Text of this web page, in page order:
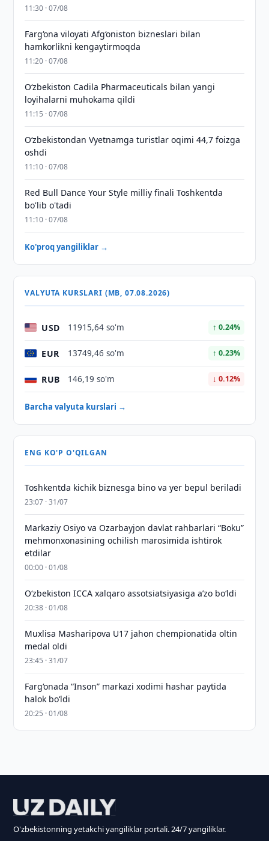
11:30 · 07/08
Farg‘ona viloyati Afg‘oniston bizneslari bilan
hamkorlikni kengaytirmoqda
11:20 · 07/08
Oʻzbekiston Cadila Pharmaceuticals bilan yangi
loyihalarni muhokama qildi
11:15 · 07/08
O‘zbekistondan Vyetnamga turistlar oqimi 44,7 foizga
oshdi
11:10 · 07/08
Red Bull Dance Your Style milliy finali Toshkentda
bo'lib o'tadi
11:10 · 07/08
Ko'proq yangiliklar →
VALYUTA KURSLARI (MB, 07.08.2026)
USD 11915,64 so'm ↑ 0.24%
EUR 13749,46 so'm ↑ 0.23%
RUB 146,19 so'm ↓ 0.12%
Barcha valyuta kurslari →
ENG KO'P O'QILGAN
Toshkentda kichik biznesga bino va yer bepul beriladi
23:07 · 31/07
Markaziy Osiyo va Ozarbayjon davlat rahbarlari “Boku”
mehmonxonasining ochilish marosimida ishtirok
etdilar
00:00 · 01/08
O‘zbekiston ICCA xalqaro assotsiatsiyasiga aʼzo bo‘ldi
20:38 · 01/08
Muxlisa Masharipova U17 jahon chempionatida oltin
medal oldi
23:45 · 31/07
Farg‘onada “Inson” markazi xodimi hashar paytida
halok bo‘ldi
20:25 · 01/08
O'zbekistonning yetakchi yangiliklar portali. 24/7 yangiliklar.